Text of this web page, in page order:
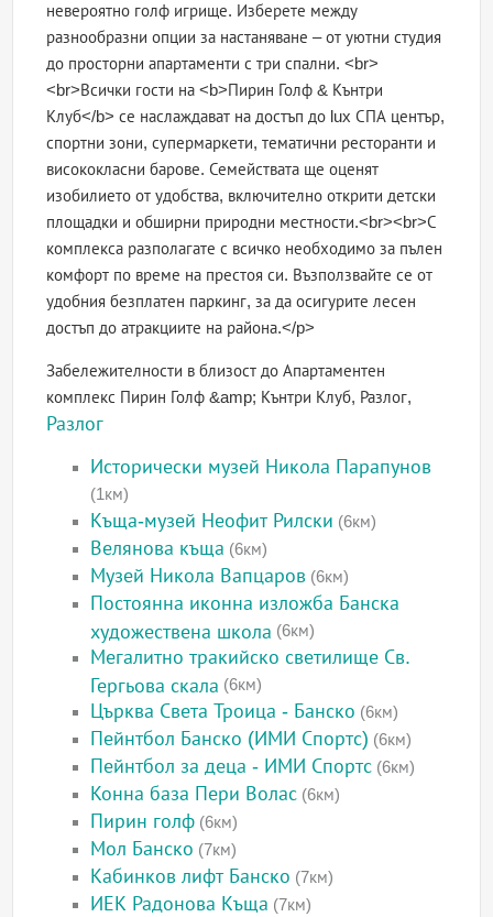
невероятно голф игрище. Изберете между
разнообразни опции за настаняване – от уютни студия
до просторни апартаменти с три спални. <br>
<br>Всички гости на <b>Пирин Голф & Кънтри
Клуб</b> се наслаждават на достъп до lux СПА център,
спортни зони, супермаркети, тематични ресторанти и
висококласни барове. Семействата ще оценят
изобилието от удобства, включително открити детски
площадки и обширни природни местности.<br><br>С
комплекса разполагате с всичко необходимо за пълен
комфорт по време на престоя си. Възползвайте се от
удобния безплатен паркинг, за да осигурите лесен
достъп до атракциите на района.</p>
Забележителности в близост до Апартаментен
комплекс Пирин Голф &amp; Кънтри Клуб, Разлог,
Разлог
Исторически музей Никола Парапунов
(1км)
Къща-музей Неофит Рилски (6км)
Велянова къща (6км)
Музей Никола Вапцаров (6км)
Постоянна иконна изложба Банска
художествена школа (6км)
Мегалитно тракийско светилище Св.
Гергьова скала (6км)
Църква Света Троица - Банско (6км)
Пейнтбол Банско (ИМИ Спортс) (6км)
Пейнтбол за деца - ИМИ Спортс (6км)
Конна база Пери Волас (6км)
Пирин голф (6км)
Мол Банско (7км)
Кабинков лифт Банско (7км)
ИЕК Радонова Къща (7км)